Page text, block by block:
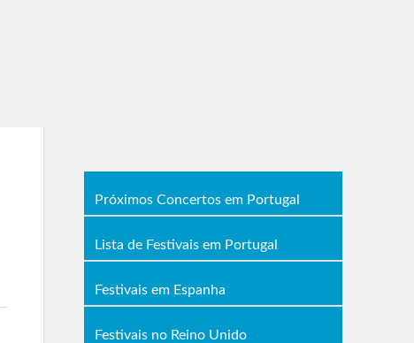
Próximos Concertos em Portugal
Lista de Festivais em Portugal
Festivais em Espanha
Festivais no Reino Unido